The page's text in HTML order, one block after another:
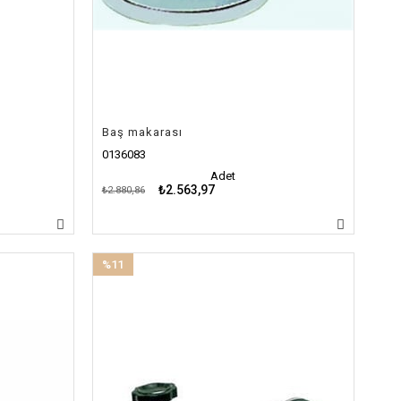
Baş makarası
0136083
Adet
₺2.563,97
₺2.880,86
%11